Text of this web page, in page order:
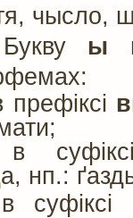
чысло,
Букву ы
префіксі
нп.:
суфіксі